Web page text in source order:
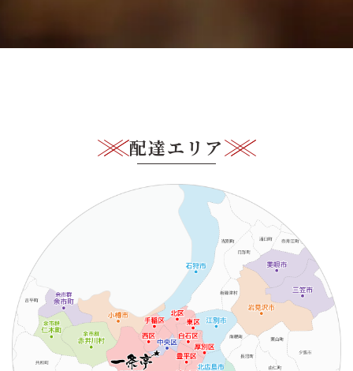
配達エリア